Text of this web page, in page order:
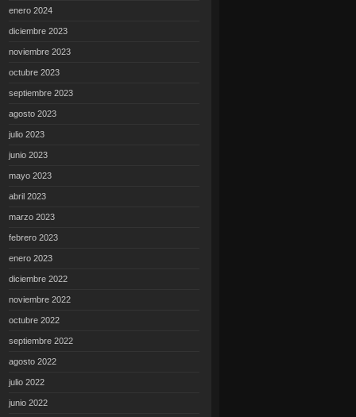
enero 2024
diciembre 2023
noviembre 2023
octubre 2023
septiembre 2023
agosto 2023
julio 2023
junio 2023
mayo 2023
abril 2023
marzo 2023
febrero 2023
enero 2023
diciembre 2022
noviembre 2022
octubre 2022
septiembre 2022
agosto 2022
julio 2022
junio 2022